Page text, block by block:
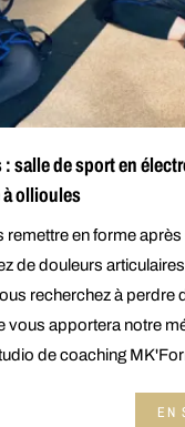
salle de sport en
ollioules
en forme
de douleurs
recherchez à perdre
vous apportera notre
de coaching
EN